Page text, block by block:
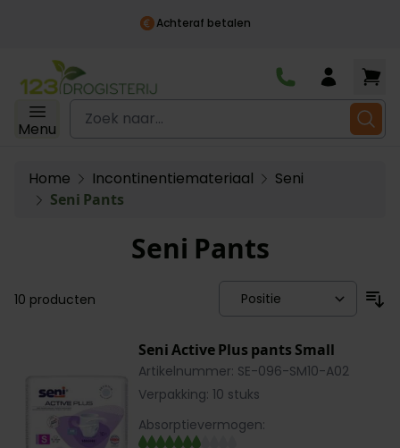
Achteraf betalen
Ga naar de inhoud
Menu
Zoek naar...
Home Incontinentiemateriaal
Seni
Seni Pants
Seni Pants
10 producten
Seni Active Plus pants Small
Artikelnummer: SE-096-SM10-A02
Verpakking: 10 stuks
Absorptievermogen: